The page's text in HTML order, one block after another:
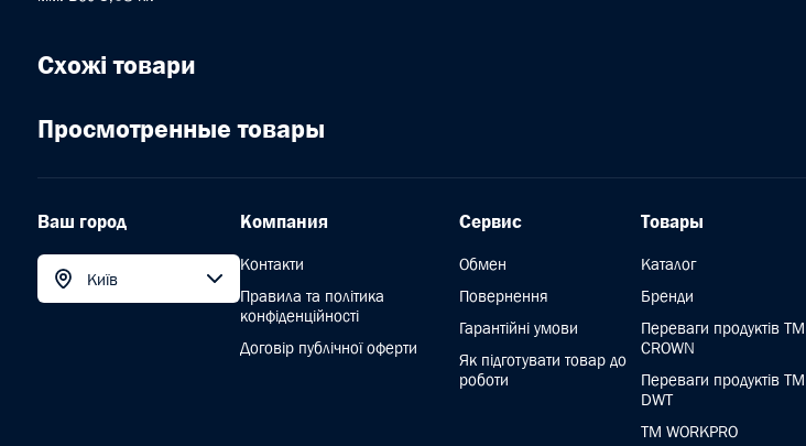
Схожі товари
Просмотренные товары
Ваш город
Київ
Компания
Контакти
Правила та політика
конфіденційності
Договір публічної оферти
Сервис
Обмен
Повернення
Гарантійні умови
Як підготувати товар до
роботи
Товары
Каталог
Бренди
Переваги продуктів ТМ
CROWN
Переваги продуктів TM
DWT
ТМ WORKPRO